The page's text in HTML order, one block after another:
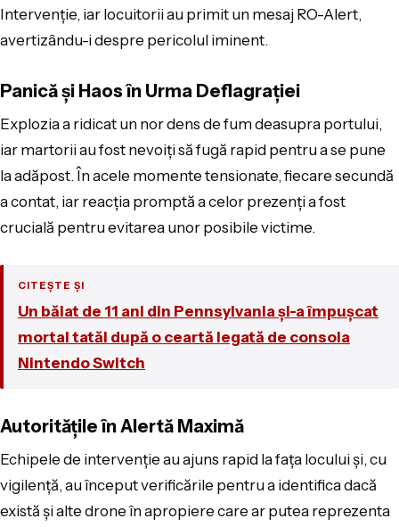
Intervenție, iar locuitorii au primit un mesaj RO-Alert,
avertizându-i despre pericolul iminent.
Panică și Haos în Urma Deflagrației
Explozia a ridicat un nor dens de fum deasupra portului,
iar martorii au fost nevoiți să fugă rapid pentru a se pune
la adăpost. În acele momente tensionate, fiecare secundă
a contat, iar reacția promptă a celor prezenți a fost
crucială pentru evitarea unor posibile victime.
CITEȘTE ȘI
Un băiat de 11 ani din Pennsylvania și-a împușcat
mortal tatăl după o ceartă legată de consola
Nintendo Switch
Autoritățile în Alertă Maximă
Echipele de intervenție au ajuns rapid la fața locului și, cu
vigilență, au început verificările pentru a identifica dacă
există și alte drone în apropiere care ar putea reprezenta